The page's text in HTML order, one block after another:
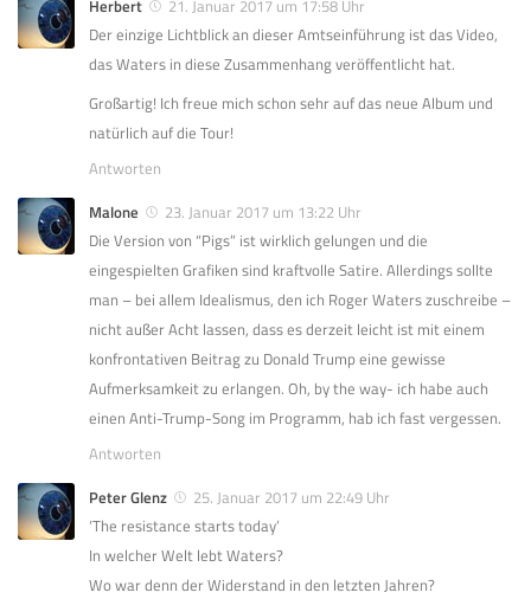
Herbert
21. Januar 2017 um 17:58 Uhr
Der einzige Lichtblick an dieser Amtseinführung ist das Video,
das Waters in diese Zusammenhang veröffentlicht hat.
Großartig! Ich freue mich schon sehr auf das neue Album und
natürlich auf die Tour!
Antworten
Malone
23. Januar 2017 um 13:22 Uhr
Die Version von “Pigs” ist wirklich gelungen und die
eingespielten Grafiken sind kraftvolle Satire. Allerdings sollte
man – bei allem Idealismus, den ich Roger Waters zuschreibe –
nicht außer Acht lassen, dass es derzeit leicht ist mit einem
konfrontativen Beitrag zu Donald Trump eine gewisse
Aufmerksamkeit zu erlangen. Oh, by the way- ich habe auch
einen Anti-Trump-Song im Programm, hab ich fast vergessen.
Antworten
Peter Glenz
25. Januar 2017 um 22:49 Uhr
‘The resistance starts today’
In welcher Welt lebt Waters?
Wo war denn der Widerstand in den letzten Jahren?